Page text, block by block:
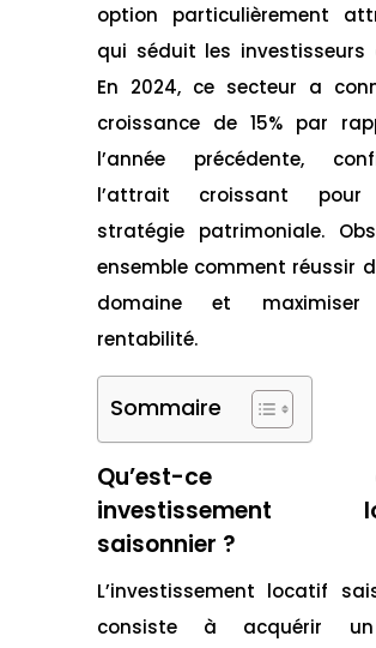
option particulièrement
qui séduit les investisseurs
En 2024, ce secteur a
croissance de 15% par
l’année précédente,
l’attrait croissant
stratégie patrimoniale.
ensemble comment réussir
domaine et maximiser
rentabilité.
Sommaire
Qu’est-ce
investissement
saisonnier ?
L’investissement locatif
consiste à acquérir